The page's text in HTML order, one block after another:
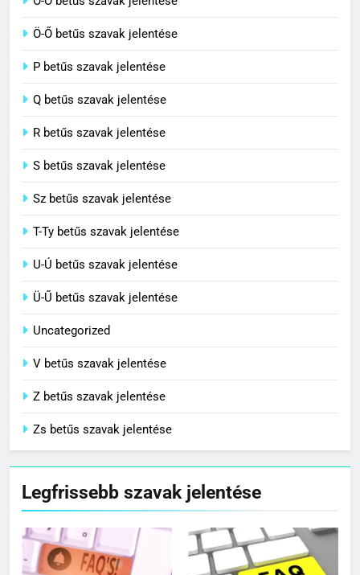
8
Centenárium jelentése
Ö-Ő betűs szavak jelentése
P betűs szavak jelentése
Q betűs szavak jelentése
R betűs szavak jelentése
S betűs szavak jelentése
Sz betűs szavak jelentése
T-Ty betűs szavak jelentése
U-Ú betűs szavak jelentése
Ü-Ű betűs szavak jelentése
Uncategorized
V betűs szavak jelentése
Z betűs szavak jelentése
Zs betűs szavak jelentése
Legfrissebb szavak jelentése